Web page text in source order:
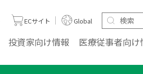
投資家向け情報 医療従事者向け
ECサイト Global